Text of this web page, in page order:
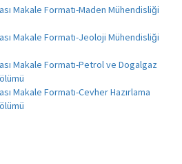
Makale Formatı-Maden Mühendisliği
Makale Formatı-Jeoloji Mühendisliği
Makale Formatı-Petrol ve Dogalgaz
Makale Formatı-Cevher Hazırlama